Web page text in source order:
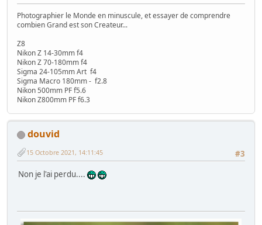
Photographier le Monde en minuscule, et essayer de comprendre
combien Grand est son Createur...
Z8
Nikon Z 14-30mm f4
Nikon Z 70-180mm f4
Sigma 24-105mm Art f4
Sigma Macro 180mm - f2.8
Nikon 500mm PF f5.6
Nikon Z800mm PF f6.3
douvid
#3
15 Octobre 2021, 14:11:45
Non je l'ai perdu....